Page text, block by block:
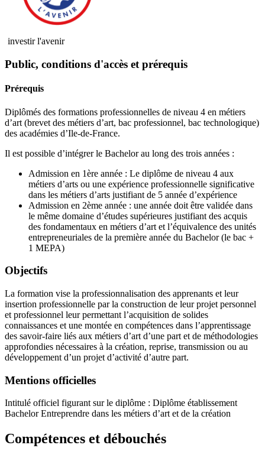
investir l'avenir
Public, conditions d'accès et prérequis
Prérequis
Diplômés des formations professionnelles de niveau 4 en métiers
d’art (brevet des métiers d’art, bac professionnel, bac technologique)
des académies d’Ile-de-France.
Il est possible d’intégrer le Bachelor au long des trois années :
Admission en 1ère année : Le diplôme de niveau 4 aux
métiers d’arts ou une expérience professionnelle significative
dans les métiers d’arts justifiant de 5 année d’expérience
Admission en 2ème année : une année doit être validée dans
le même domaine d’études supérieures justifiant des acquis
des fondamentaux en métiers d’art et l’équivalence des unités
entrepreneuriales de la première année du Bachelor (le bac +
1 MEPA)
Objectifs
La formation vise la professionnalisation des apprenants et leur
insertion professionnelle par la construction de leur projet personnel
et professionnel leur permettant l’acquisition de solides
connaissances et une montée en compétences dans l’apprentissage
des savoir-faire liés aux métiers d’art d’une part et de méthodologies
approfondies nécessaires à la création, reprise, transmission ou au
développement d’un projet d’activité d’autre part.
Mentions officielles
Intitulé officiel figurant sur le diplôme : Diplôme établissement
Bachelor Entreprendre dans les métiers d’art et de la création
Compétences et débouchés